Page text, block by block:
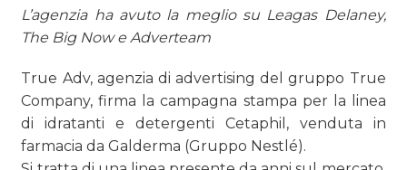
DATI
PREVISIONI/SCENARI
NORMATIVE
L’agenzia ha avuto la meglio su Leagas Delaney,
The Big Now e Adverteam
True Adv, agenzia di advertising del gruppo True
Company, firma la campagna stampa per la linea
di idratanti e detergenti Cetaphil, venduta in
farmacia da Galderma (Gruppo Nestlé).